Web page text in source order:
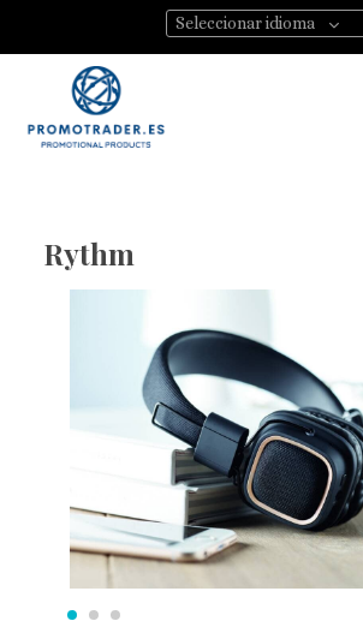
Seleccionar idioma
Rythm